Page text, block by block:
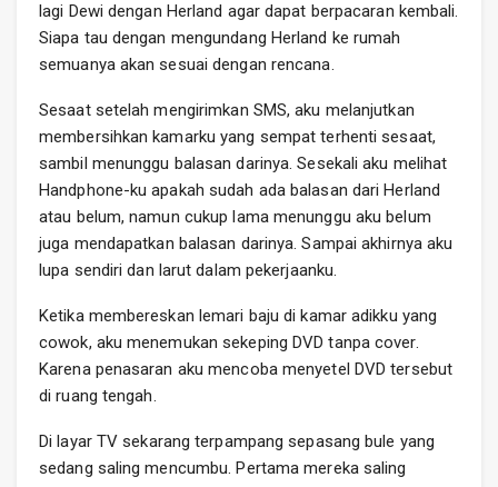
lagi Dewi dengan Herland agar dapat berpacaran kembali.
Siapa tau dengan mengundang Herland ke rumah
semuanya akan sesuai dengan rencana.
Sesaat setelah mengirimkan SMS, aku melanjutkan
membersihkan kamarku yang sempat terhenti sesaat,
sambil menunggu balasan darinya. Sesekali aku melihat
Handphone-ku apakah sudah ada balasan dari Herland
atau belum, namun cukup lama menunggu aku belum
juga mendapatkan balasan darinya. Sampai akhirnya aku
lupa sendiri dan larut dalam pekerjaanku.
Ketika membereskan lemari baju di kamar adikku yang
cowok, aku menemukan sekeping DVD tanpa cover.
Karena penasaran aku mencoba menyetel DVD tersebut
di ruang tengah.
Di layar TV sekarang terpampang sepasang bule yang
sedang saling mencumbu. Pertama mereka saling